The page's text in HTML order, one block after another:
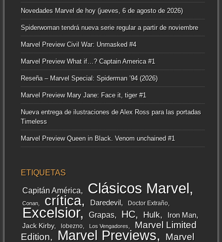
Novedades Marvel de hoy (jueves, 6 de agosto de 2026)
Spiderwoman tendrá nueva serie regular a partir de noviembre
Marvel Preview Civil War: Unmasked #4
Marvel Preview What if…? Captain America #1
Reseña – Marvel Special: Spiderman ’94 (2026)
Marvel Preview Mary Jane: Face it, tiger #1
Nueva entrega de ilustraciones de Alex Ross para las portadas
Timeless
Marvel Preview Queen in Black. Venom unchained #1
ETIQUETAS
Capitán América Clásicos Marvel
Conan crítica Daredevil Doctor Extraño
Excelsior Grapas HC Hulk Iron Man
Jack Kirby lobezno Los Vengadores
Marvel Limited
Edition
Marvel Previews
Marvel